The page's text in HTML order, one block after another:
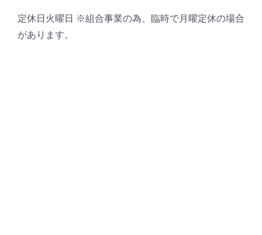
定休日火曜日 ※組合事業の為、臨時で月曜定休の場合
があります。